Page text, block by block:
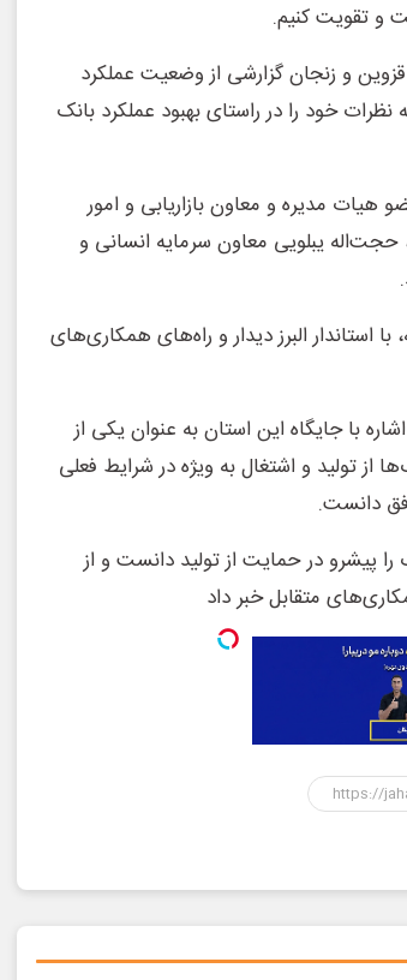
و تقویت کنیم.
و زنجان گزارشی از وضعیت عملکرد
خود را در راستای بهبود عملکرد بانک
هیات مدیره و معاون بازاریابی و امور
حجت‌اله یبلویی معاون سرمایه انسانی و
استاندار البرز دیدار و راه‌های همکاری‌های
اشاره با جایگاه این استان به عنوان یکی از
تولید و اشتغال به ویژه در شرایط فعلی
دانست.
را پیشرو در حمایت از تولید دانست و از
متقابل خبر داد